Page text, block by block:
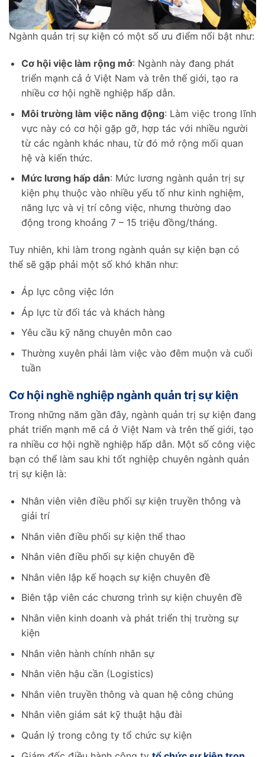
Ngành quản trị sự kiện có một số ưu điểm nổi bật như:
Cơ hội việc làm rộng mở: Ngành này đang phát
triển mạnh cả ở Việt Nam và trên thế giới, tạo ra
nhiều cơ hội nghề nghiệp hấp dẫn.
Môi trường làm việc năng động: Làm việc trong lĩnh
vực này có cơ hội gặp gỡ, hợp tác với nhiều người
từ các ngành khác nhau, từ đó mở rộng mối quan
hệ và kiến thức.
Mức lương hấp dẫn: Mức lương ngành quản trị sự
kiện phụ thuộc vào nhiều yếu tố như kinh nghiệm,
năng lực và vị trí công việc, nhưng thường dao
động trong khoảng 7 – 15 triệu đồng/tháng.
Tuy nhiên, khi làm trong ngành quản sự kiện bạn có
thể sẽ gặp phải một số khó khăn như:
Áp lực công việc lớn
Áp lực từ đối tác và khách hàng
Yêu cầu kỹ năng chuyên môn cao
Thường xuyên phải làm việc vào đêm muộn và cuối
tuần
Cơ hội nghề nghiệp ngành quản trị sự kiện
Trong những năm gần đây, ngành quản trị sự kiện đang
phát triển mạnh mẽ cả ở Việt Nam và trên thế giới, tạo
ra nhiều cơ hội nghề nghiệp hấp dẫn. Một số công việc
bạn có thể làm sau khi tốt nghiệp chuyên ngành quản
trị sự kiện là:
Nhân viên viên điều phối sự kiện truyền thông và
giải trí
Nhân viên điều phối sự kiện thể thao
Nhân viên điều phối sự kiện chuyên đề
Nhân viên lập kế hoạch sự kiện chuyên đề
Biên tập viên các chương trình sự kiện chuyên đề
Nhân viên kinh doanh và phát triển thị trường sự
kiện
Nhân viên hành chính nhân sự
Nhân viên hậu cần (Logistics)
Nhân viên truyền thông và quan hệ công chúng
Nhân viên giám sát kỹ thuật hậu đài
Quản lý trong công ty tổ chức sự kiện